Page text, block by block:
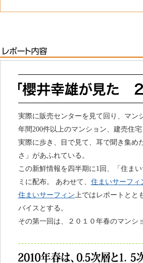
実際に販売センターを見て回り、マン
年間200件以上のマンション、建売住
実際に歩き、目で見て、耳で聞き集め
さ」があふれている。
この新鮮情報を四半期に1回、「住ま
ミに配布。 あわせて、 住まいサーフィ
住まいサーフィン 上ではレポートと
バイスとする。
その第一回は、２０１０年春のマンシ